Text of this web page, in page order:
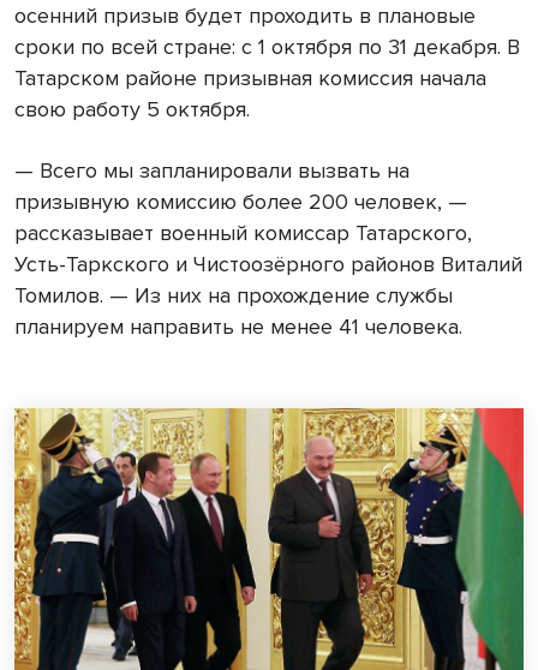
осенний призыв будет проходить в плановые
сроки по всей стране: с 1 октября по 31 декабря. В
Татарском районе призывная комиссия начала
свою работу 5 октября.
— Всего мы запланировали вызвать на
призывную комиссию более 200 человек, —
рассказывает военный комиссар Татарского,
Усть-Таркского и Чистоозёрного районов Виталий
Томилов. — Из них на прохождение службы
планируем направить не менее 41 человека.